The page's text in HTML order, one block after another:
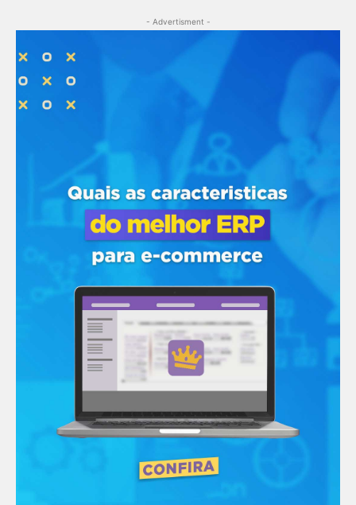
- Advertisment -